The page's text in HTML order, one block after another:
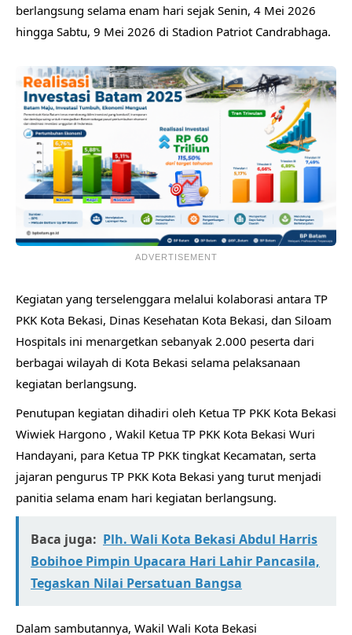
berlangsung selama enam hari sejak Senin, 4 Mei 2026
hingga Sabtu, 9 Mei 2026 di Stadion Patriot Candrabhaga.
ADVERTISEMENT
Kegiatan yang terselenggara melalui kolaborasi antara TP
PKK Kota Bekasi, Dinas Kesehatan Kota Bekasi, dan Siloam
Hospitals ini menargetkan sebanyak 2.000 peserta dari
berbagai wilayah di Kota Bekasi selama pelaksanaan
kegiatan berlangsung.
Penutupan kegiatan dihadiri oleh Ketua TP PKK Kota Bekasi
Wiwiek Hargono , Wakil Ketua TP PKK Kota Bekasi Wuri
Handayani, para Ketua TP PKK tingkat Kecamatan, serta
jajaran pengurus TP PKK Kota Bekasi yang turut menjadi
panitia selama enam hari kegiatan berlangsung.
Baca juga: Plh. Wali Kota Bekasi Abdul Harris
Bobihoe Pimpin Upacara Hari Lahir Pancasila,
Tegaskan Nilai Persatuan Bangsa
Dalam sambutannya, Wakil Wali Kota Bekasi